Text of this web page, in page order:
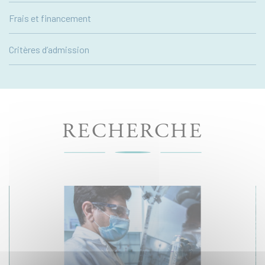
Frais et financement
Critères d’admission
RECHERCHE